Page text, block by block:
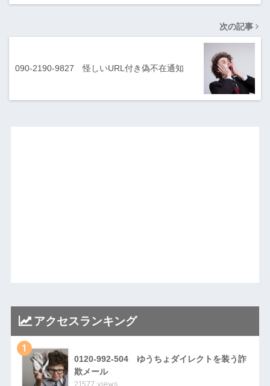
次の記事
090-2190-9827 怪しいURL付き偽不在通知
アクセスランキング
1
0120-992-504 ゆうちょダイレクトを装う詐
欺メール
21577 views